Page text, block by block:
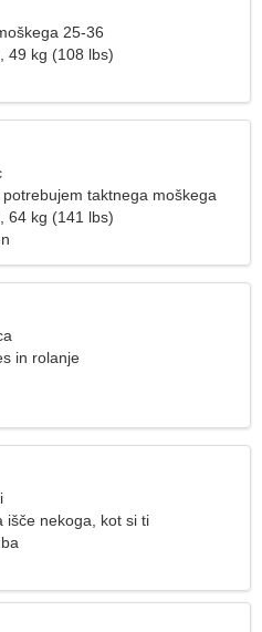
25-36
49 kg (108 lbs)
taktnega moškega
64 kg (141 lbs)
in rolanje
išče nekoga, kot si ti